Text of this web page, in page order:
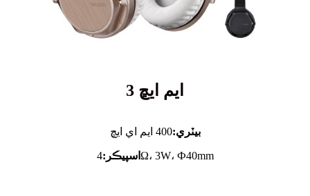
ايم ايڇ 3
بيٽري:400 ايم اي ايڇ
اسپيڪر: 4Ω، 3W، Ф40mm